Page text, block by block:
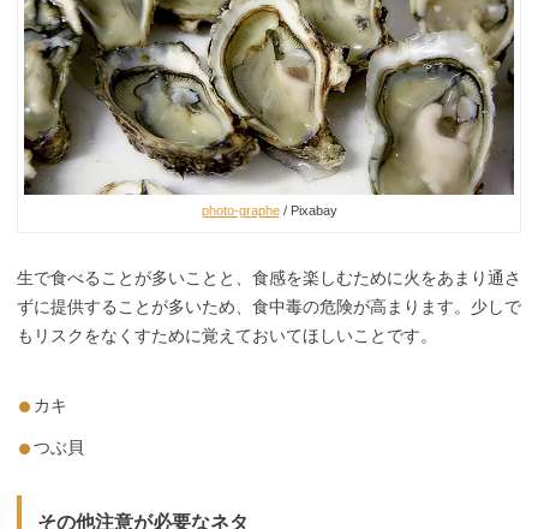
photo-graphe/ Pixabay
生で食べることが多いことと、食感を楽しむために火をあまり通さ
ずに提供することが多いため、食中毒の危険が高まります。少しで
もリスクをなくすために覚えておいてほしいことです。
カキ
つぶ貝
その他注意が必要なネタ